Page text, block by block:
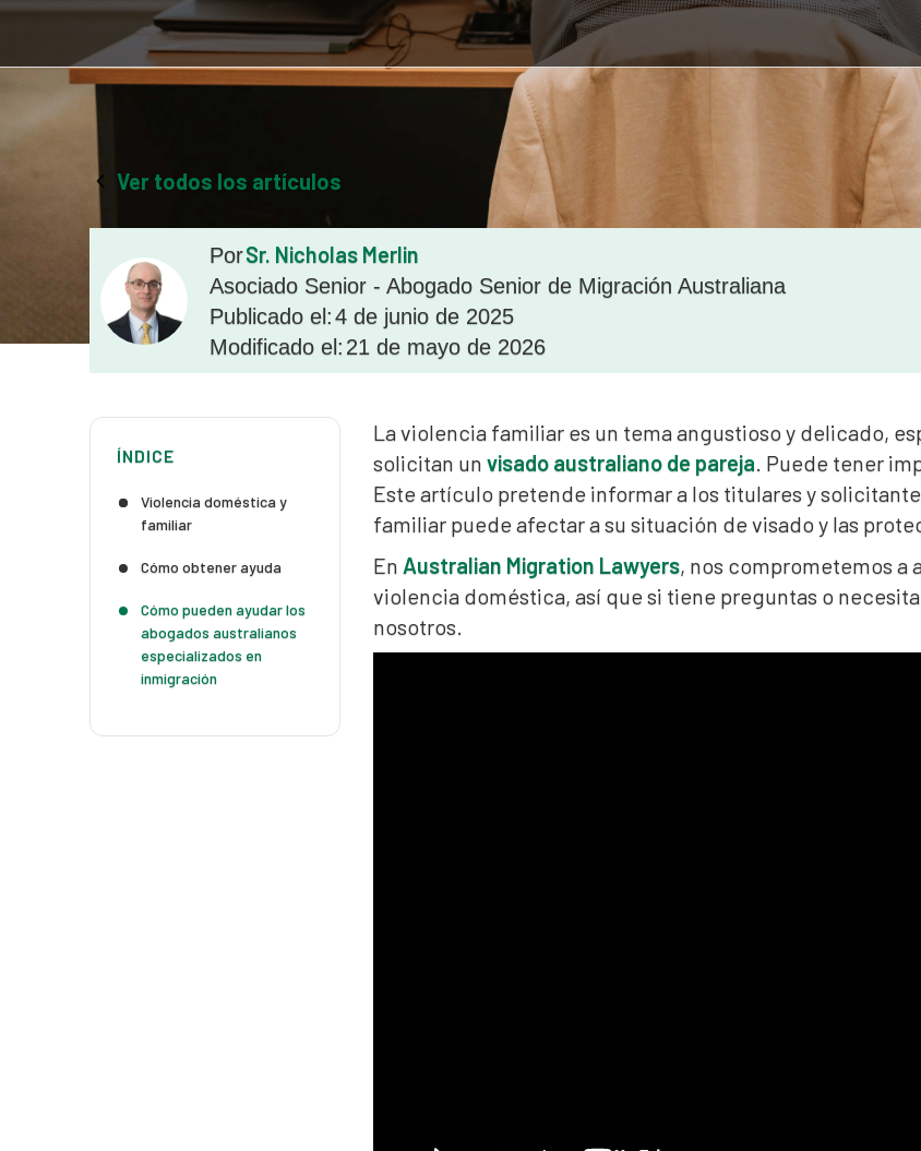
Ver todos los artículos
PorSr. Nicholas Merlin
Asociado Senior - Abogado Senior de Migración Australiana
Publicado el:4 de junio de 2025
Modificado el: 21 de mayo de 2026
ÍNDICE
Violencia doméstica y
familiar
Cómo obtener ayuda
Cómo pueden ayudar los
abogados australianos
especializados en
inmigración
La violencia familiar es un tema angustioso y delicado,
solicitan un visado australiano de pareja. Puede tener
Este artículo pretende informar a los titulares y
familiar puede afectar a su situación de visado y las
En Australian Migration Lawyers, nos comprometemos a
violencia doméstica, así que si tiene preguntas o
nosotros.